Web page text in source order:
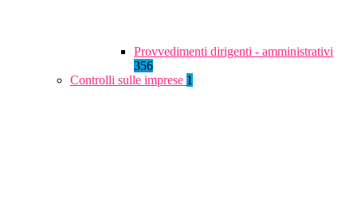
Provvedimenti dirigenti - amministrativi
356
Controlli sulle imprese 1